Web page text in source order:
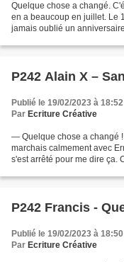
Quelque chose a changé.
en a beaucoup en juillet. Le
jamais oublié un
P242 Alain X –
Publié le 19/02/2023 à 18:52
Par Ecriture Créative
— Quelque chose a changé !
marchais calmement avec
s'est arrêté pour me dire ça.
P242 Francis -
Publié le 19/02/2023 à 18:50
Par Ecriture Créative